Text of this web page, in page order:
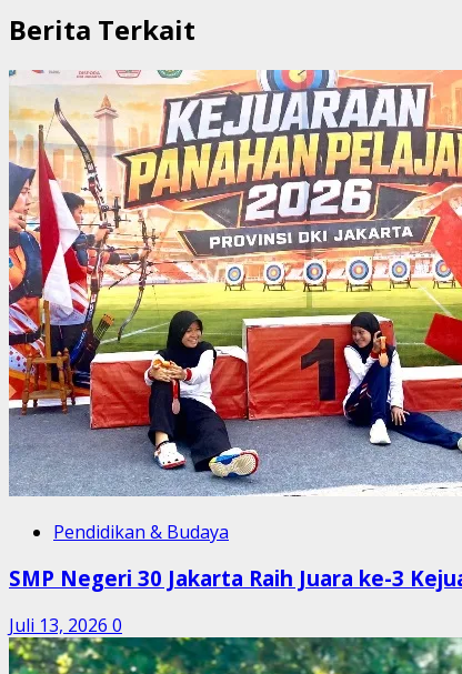
Berita Terkait
Pendidikan & Budaya
SMP Negeri 30 Jakarta Raih Juara ke-3
Juli 13, 2026 0